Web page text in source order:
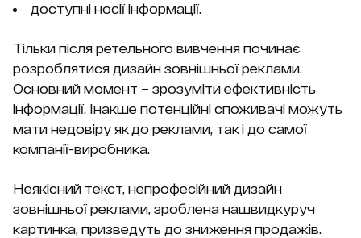
доступні носії інформації.
Тільки після ретельного вивчення починає
розроблятися дизайн зовнішньої реклами.
Основний момент – зрозуміти ефективність
інформації. Інакше потенційні споживачі можуть
мати недовіру як до реклами, так і до самої
компанії-виробника.
Неякісний текст, непрофесійний дизайн
зовнішньої реклами, зроблена нашвидкуруч
картинка, призведуть до зниження продажів.